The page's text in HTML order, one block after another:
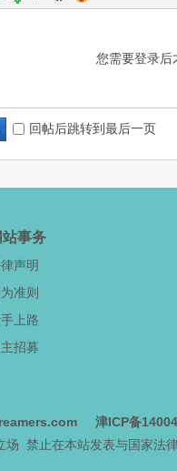
您需要登录
回帖后跳转到最后一页
站事务
声明
准则
上路
招募
津ICP备
禁止在本站发表与国家法